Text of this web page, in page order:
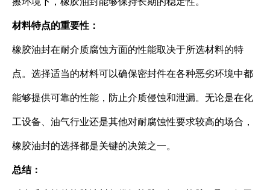
材料特点的重要性：
橡胶油封在耐介质腐蚀方面的性能取决于所选材料的特
点。选择适当的材料可以确保密封件在各种恶劣环境中都
能够提供可靠的性能，防止介质侵蚀和泄漏。无论是在化
工设备、油气行业还是其他对耐腐蚀性要求较高的场合，
橡胶油封的选择都是关键的决策之一。
总结：